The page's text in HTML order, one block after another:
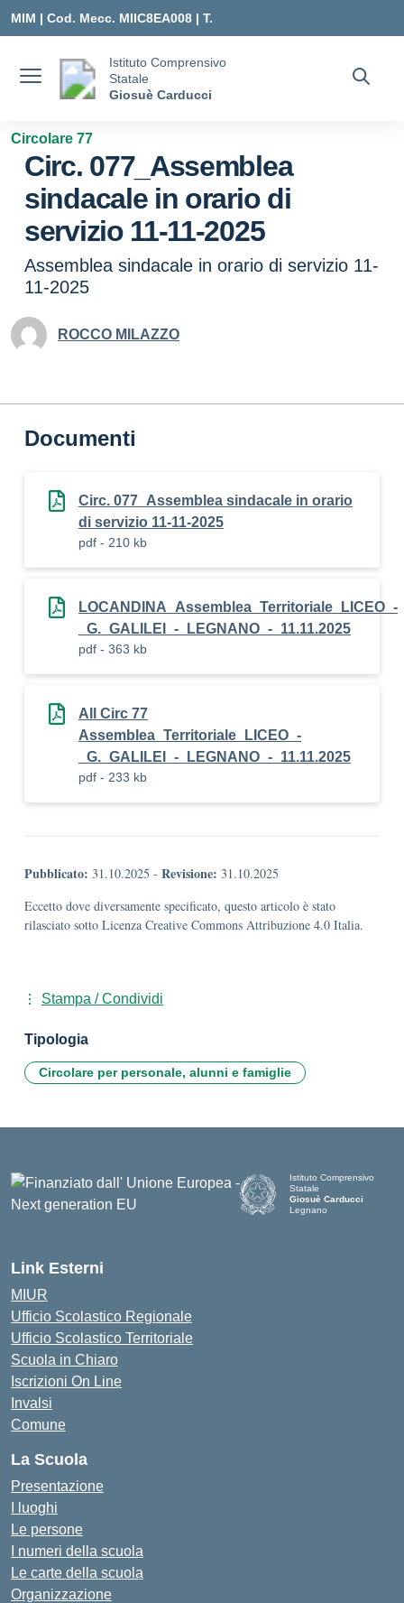
MIM | Cod. Mecc. MIIC8EA008 | T.
MIIC8EA008@ISTRUZIONE.IT
Istituto Comprensivo
Statale
Giosuè Carducci
Circolare 77
Circ. 077_Assemblea
sindacale in orario di
servizio 11-11-2025
Assemblea sindacale in orario di servizio 11-
11-2025
ROCCO MILAZZO
Documenti
Circ. 077_Assemblea sindacale in orario
di servizio 11-11-2025
pdf - 210 kb
LOCANDINA_Assemblea_Territoriale_LICEO_-
_G._GALILEI_-_LEGNANO_-_11.11.2025
pdf - 363 kb
All Circ 77
Assemblea_Territoriale_LICEO_-
_G._GALILEI_-_LEGNANO_-_11.11.2025
pdf - 233 kb
Pubblicato: 31.10.2025 - Revisione: 31.10.2025
Eccetto dove diversamente specificato, questo articolo è stato
rilasciato sotto Licenza Creative Commons Attribuzione 4.0 Italia.
Stampa / Condividi
Tipologia
Circolare per personale, alunni e famiglie
Istituto Comprensivo
Statale
Giosuè Carducci
Legnano
Link Esterni
MIUR
Ufficio Scolastico Regionale
Ufficio Scolastico Territoriale
Scuola in Chiaro
Iscrizioni On Line
Invalsi
Comune
La Scuola
Presentazione
I luoghi
Le persone
I numeri della scuola
Le carte della scuola
Organizzazione